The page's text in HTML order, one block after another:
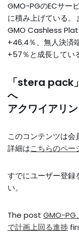
GMO-PGのECサー
に積み上げている。
GMO Cashless
+46.4％、無人決済
+57％と成長してい
「stera pack
へ
アクワイアリ
このコンテンツは会
詳細はこちらのペー
すでにユーザー登録
い。
The post GMO-PG
で計画上回る進捗